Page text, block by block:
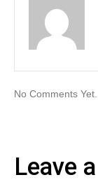
No Comments Yet.
Leave